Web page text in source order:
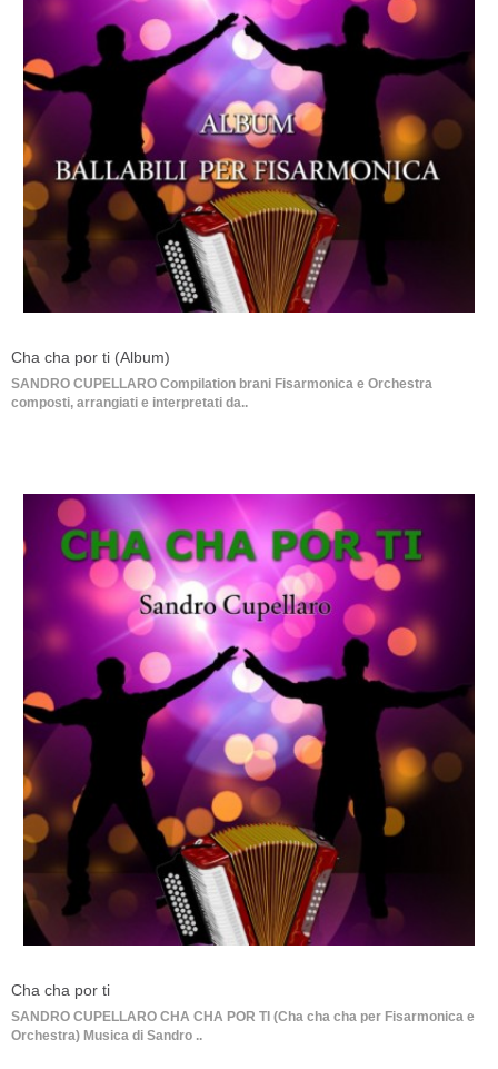
Cha cha por ti (Album)
SANDRO CUPELLARO Compilation brani Fisarmonica e Orchestra
composti, arrangiati e interpretati da..
Cha cha por ti
SANDRO CUPELLARO CHA CHA POR TI (Cha cha cha per Fisarmonica e
Orchestra) Musica di Sandro ..